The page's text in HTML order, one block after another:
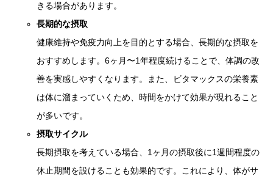
きる場合があります。
長期的な摂取
健康維持や免疫力向上を目的とする場合、長期的な摂取を
おすすめします。6ヶ月〜1年程度続けることで、体調の改
善を実感しやすくなります。また、ビタマックスの栄養素
は体に溜まっていくため、時間をかけて効果が現れること
が多いです。
摂取サイクル
長期摂取を考えている場合、1ヶ月の摂取後に1週間程度の
休止期間を設けることも効果的です。これにより、体がサ